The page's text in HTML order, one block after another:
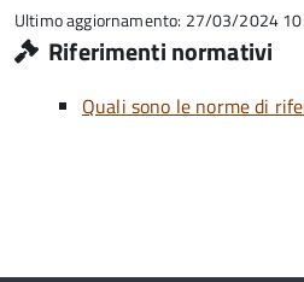
5
Ultimo aggiornamento: 27/03/2024
Riferimenti normativi
Quali sono le norme di